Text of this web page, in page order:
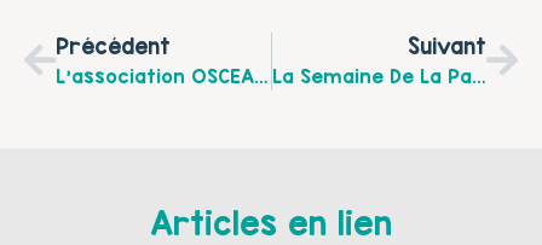
Précédent
L’association OSCEALE Recherche Un(e) Médiateur(trice) Jeunesse-Education-Parentalité
Suivant
La Semaine De La Parentalité S’invite Au Café Des Enfants Nino’kid
Articles en lien